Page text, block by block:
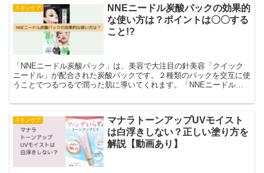
スキンケア
NNEニードル炭酸パックの効果的
な使い方は？ポイントは〇〇する
こと!?
「NNEニードル炭酸パック」は、美容で大注目の針美容「クイック
ニードル」が配合された炭酸パックです。２種類のパックを交互に使
うことでつるつるで潤った肌に導いてくれます。「NNEニードル炭
穴汚れなどをきれいに洗浄します。そして、２週目に『緑のシカパッ
→『緑』の順番で繰り返し使用していきます。２週間で、汚れを落と
し、潤いを与えて整肌するというサイクルになります。
スキンケア
マナラトーンアップUVモイスト
は白浮きしない？正しい塗り方を
解説【動画あり】